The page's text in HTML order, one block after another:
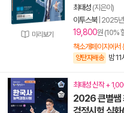
미리보기
최태성 (지은이)
이투스북| 2025
19,800원 (10%
책소개페이지에서
양탄자배송 밤 11
최태성 신작 +
2026 큰별쌤